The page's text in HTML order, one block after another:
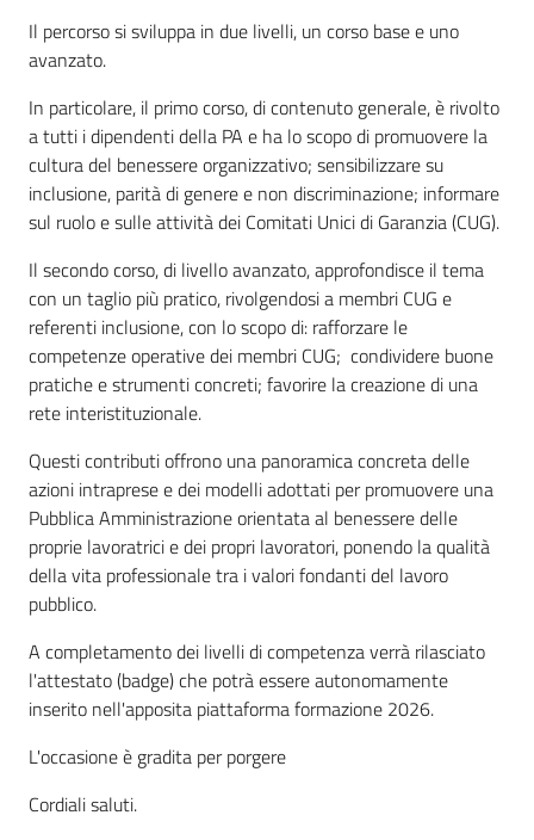
Il percorso si sviluppa in due livelli, un corso base e uno
avanzato.
In particolare, il primo corso, di contenuto generale, è rivolto
a tutti i dipendenti della PA e ha lo scopo di promuovere la
cultura del benessere organizzativo; sensibilizzare su
inclusione, parità di genere e non discriminazione; informare
sul ruolo e sulle attività dei Comitati Unici di Garanzia (CUG).
Il secondo corso, di livello avanzato, approfondisce il tema
con un taglio più pratico, rivolgendosi a membri CUG e
referenti inclusione, con lo scopo di: rafforzare le
competenze operative dei membri CUG; condividere buone
pratiche e strumenti concreti; favorire la creazione di una
rete interistituzionale.
Questi contributi offrono una panoramica concreta delle
azioni intraprese e dei modelli adottati per promuovere una
Pubblica Amministrazione orientata al benessere delle
proprie lavoratrici e dei propri lavoratori, ponendo la qualità
della vita professionale tra i valori fondanti del lavoro
pubblico.
A completamento dei livelli di competenza verrà rilasciato
l'attestato (badge) che potrà essere autonomamente
inserito nell'apposita piattaforma formazione 2026.
L'occasione è gradita per porgere
Cordiali saluti.